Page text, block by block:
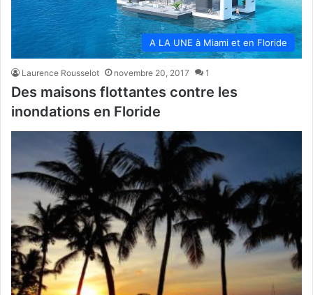
A LA UNE à Miami et en Floride
Laurence Rousselot novembre 20, 2017 1
Des maisons flottantes contre les
inondations en Floride